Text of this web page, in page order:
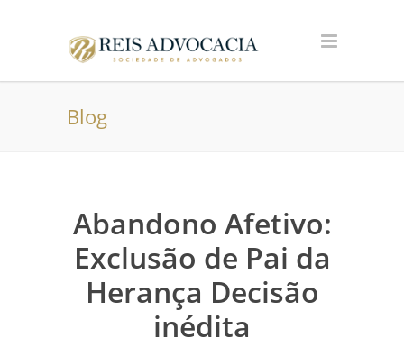
Blog
Abandono Afetivo:
Exclusão de Pai da
Herança Decisão
inédita